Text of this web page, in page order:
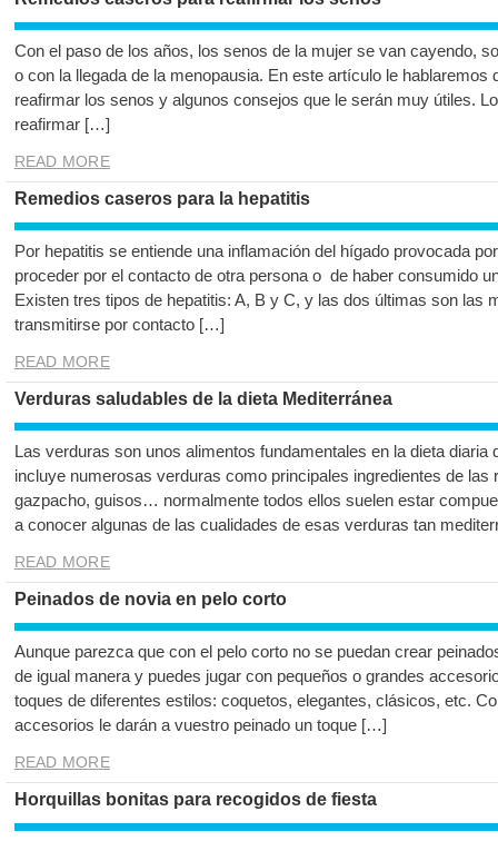
Con el paso de los años, los senos de la mujer se van cayendo,
o con la llegada de la menopausia. En este artículo le
reafirmar los senos y algunos consejos que le serán muy útiles.
reafirmar […]
READ MORE
Remedios caseros para la hepatitis
Por hepatitis se entiende una inflamación del hígado provocada
proceder por el contacto de otra persona o de haber consumido
Existen tres tipos de hepatitis: A, B y C, y las dos últimas son las
transmitirse por contacto […]
READ MORE
Verduras saludables de la dieta Mediterránea
Las verduras son unos alimentos fundamentales en la dieta diaria
incluye numerosas verduras como principales ingredientes de las
gazpacho, guisos… normalmente todos ellos suelen estar
a conocer algunas de las cualidades de esas verduras tan
READ MORE
Peinados de novia en pelo corto
Aunque parezca que con el pelo corto no se puedan crear
de igual manera y puedes jugar con pequeños o grandes
toques de diferentes estilos: coquetos, elegantes, clásicos, etc.
accesorios le darán a vuestro peinado un toque […]
READ MORE
Horquillas bonitas para recogidos de fiesta